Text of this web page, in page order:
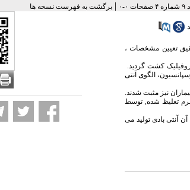
۰-۰ |برگشت به فهرست نسخه ها
تعیین مشخصات ،
کشت گردید.
الگوی آنتی
نتایج تست دات بلات بیماران نیز مثبت شدند.
هنگامیکه از سرم تغلیظ شده, توسط
آن آنتی بادی تولید می